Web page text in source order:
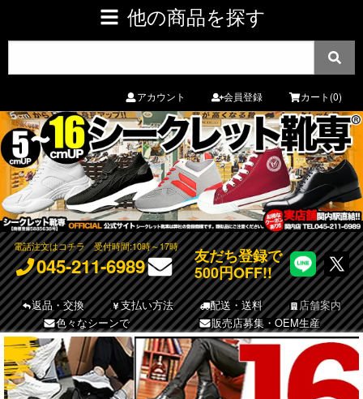
アカウント 会員登録 カート(0)
電話注文はコチラ受付時間:10時～17時
045-211-6989
友だち登録で
500円OFF!!
返品・交換 支払い方法 配送・送料
店舗案内
色々なシーンで
販売店募集・OEM生産
他の商品を探す